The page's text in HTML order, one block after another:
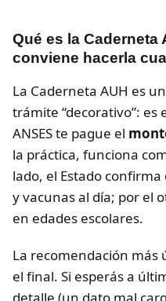
Qué es la Caderneta
conviene hacerla
La Caderneta AUH es un
trámite “decorativo”: es
ANSES te pague el
la práctica, funciona
lado, el Estado
y vacunas al día; por el
en edades escolares.
La recomendación más
el final. Si esperás a